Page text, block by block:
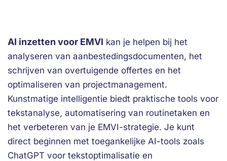
AI inzetten voor EMVI kan je helpen bij het
analyseren van aanbestedingsdocumenten, het
schrijven van overtuigende offertes en het
optimaliseren van projectmanagement.
Kunstmatige intelligentie biedt praktische tools voor
tekstanalyse, automatisering van routinetaken en
het verbeteren van je EMVI-strategie. Je kunt
direct beginnen met toegankelijke AI-tools zoals
ChatGPT voor tekstoptimalisatie en